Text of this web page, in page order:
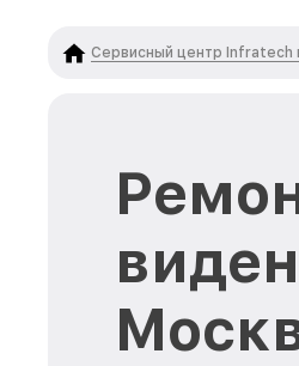
Сервисный центр Infratech